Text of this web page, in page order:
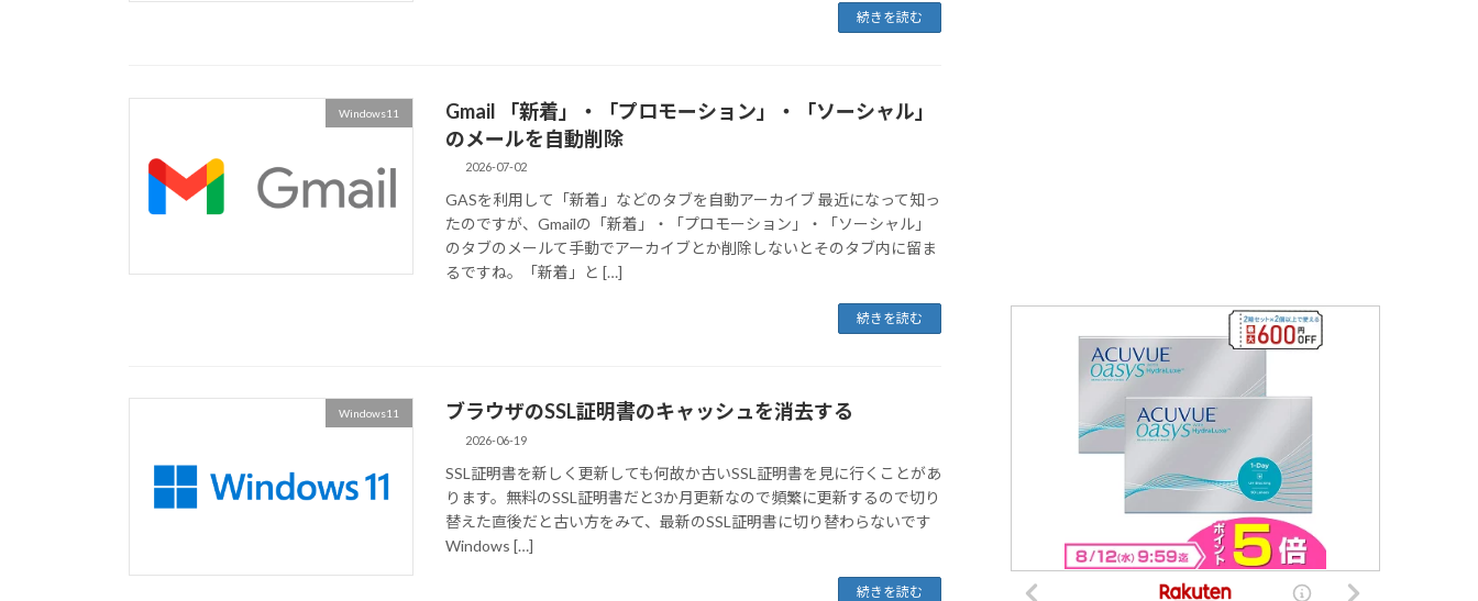
続きを読む
Windows11
Gmail 「新着」・「プロモーション」・「ソーシャル」
のメールを自動削除
2026-07-02
GASを利用して「新着」などのタブを自動アーカイブ 最近になって知っ
たのですが、Gmailの「新着」・「プロモーション」・「ソーシャル」
のタブのメールて手動でアーカイブとか削除しないとそのタブ内に留ま
るですね。「新着」と […]
続きを読む
Windows11 ブラウザのSSL証明書のキャッシュを消去する
2026-06-19
SSL証明書を新しく更新しても何故か古いSSL証明書を見に行くことがあ
ります。無料のSSL証明書だと3か月更新なので頻繁に更新するので切り
替えた直後だと古い方をみて、最新のSSL証明書に切り替わらないです
Windows […]
続きを読む